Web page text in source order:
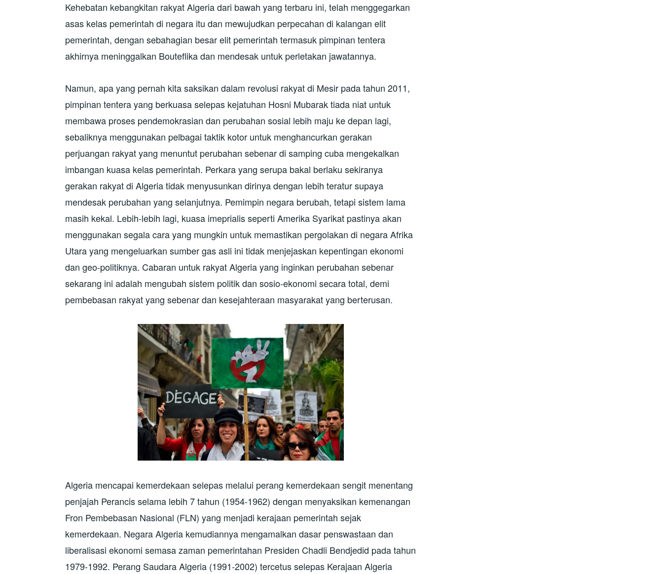
Kehebatan kebangkitan rakyat Algeria dari bawah yang terbaru ini, telah menggegarkan
asas kelas pemerintah di negara itu dan mewujudkan perpecahan di kalangan elit
pemerintah, dengan sebahagian besar elit pemerintah termasuk pimpinan tentera
akhirnya meninggalkan Bouteflika dan mendesak untuk perletakan jawatannya.
Namun, apa yang pernah kita saksikan dalam revolusi rakyat di Mesir pada tahun 2011,
pimpinan tentera yang berkuasa selepas kejatuhan Hosni Mubarak tiada niat untuk
membawa proses pendemokrasian dan perubahan sosial lebih maju ke depan lagi,
sebaliknya menggunakan pelbagai taktik kotor untuk menghancurkan gerakan
perjuangan rakyat yang menuntut perubahan sebenar di samping cuba mengekalkan
imbangan kuasa kelas pemerintah. Perkara yang serupa bakal berlaku sekiranya
gerakan rakyat di Algeria tidak menyusunkan dirinya dengan lebih teratur supaya
mendesak perubahan yang selanjutnya. Pemimpin negara berubah, tetapi sistem lama
masih kekal. Lebih-lebih lagi, kuasa imeprialis seperti Amerika Syarikat pastinya akan
menggunakan segala cara yang mungkin untuk memastikan pergolakan di negara Afrika
Utara yang mengeluarkan sumber gas asli ini tidak menjejaskan kepentingan ekonomi
dan geo-politiknya. Cabaran untuk rakyat Algeria yang inginkan perubahan sebenar
sekarang ini adalah mengubah sistem politik dan sosio-ekonomi secara total, demi
pembebasan rakyat yang sebenar dan kesejahteraan masyarakat yang berterusan.
Algeria mencapai kemerdekaan selepas melalui perang kemerdekaan sengit menentang
penjajah Perancis selama lebih 7 tahun (1954-1962) dengan menyaksikan kemenangan
Fron Pembebasan Nasional (FLN) yang menjadi kerajaan pemerintah sejak
kemerdekaan. Negara Algeria kemudiannya mengamalkan dasar penswastaan dan
liberalisasi ekonomi semasa zaman pemerintahan Presiden Chadli Bendjedid pada tahun
1979-1992. Perang Saudara Algeria (1991-2002) tercetus selepas Kerajaan Algeria